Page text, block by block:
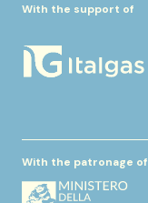
With the support of
With the patronage of